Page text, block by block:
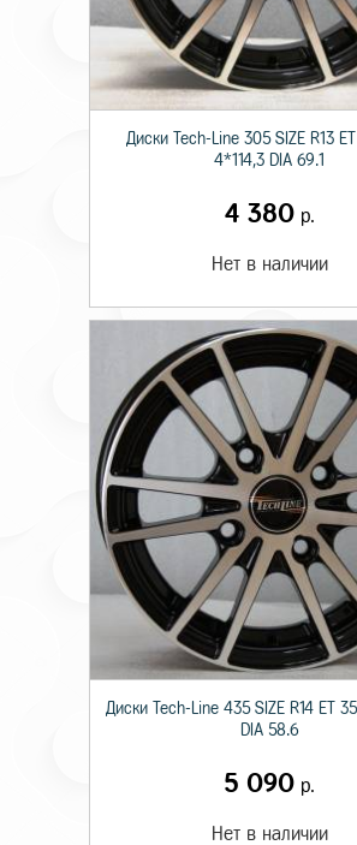
Диски Tech-Line 305 SIZE R13
4*114,3 DIA 69.1
4 380р.
Нет в наличии
Диски Tech-Line 435 SIZE R14 ET
DIA 58.6
5 090 р.
Нет в наличии